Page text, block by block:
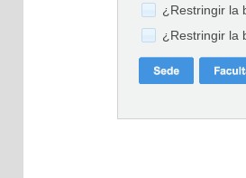
¿Restringir la
¿Restringir la